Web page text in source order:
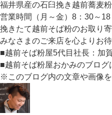
福井県産の石臼挽き越前蕎麦粉
営業時間（月～金）8：30～
挽きたて越前そば粉のお取り
みなさまのご来店を心よりお
■越前そば粉屋5代目社長：加
■越前そば粉屋おかみのブログ
※このブログ内の文章や画像